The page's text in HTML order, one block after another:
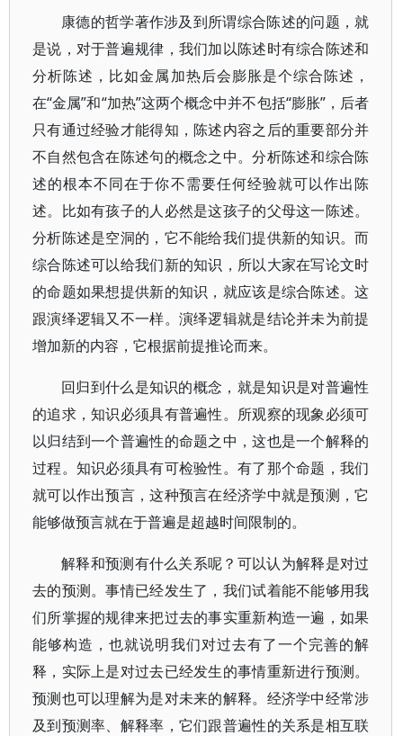
康德的哲学著作涉及到所谓综合陈述的问题，就
是说，对于普遍规律，我们加以陈述时有综合陈述和
分析陈述，比如金属加热后会膨胀是个综合陈述，
在“金属”和“加热”这两个概念中并不包括“膨胀”，后者
只有通过经验才能得知，陈述内容之后的重要部分并
不自然包含在陈述句的概念之中。分析陈述和综合陈
述的根本不同在于你不需要任何经验就可以作出陈
述。比如有孩子的人必然是这孩子的父母这一陈述。
分析陈述是空洞的，它不能给我们提供新的知识。而
综合陈述可以给我们新的知识，所以大家在写论文时
的命题如果想提供新的知识，就应该是综合陈述。这
跟演绎逻辑又不一样。演绎逻辑就是结论并未为前提
增加新的内容，它根据前提推论而来。
回归到什么是知识的概念，就是知识是对普遍性
的追求，知识必须具有普遍性。所观察的现象必须可
以归结到一个普遍性的命题之中，这也是一个解释的
过程。知识必须具有可检验性。有了那个命题，我们
就可以作出预言，这种预言在经济学中就是预测，它
能够做预言就在于普遍是超越时间限制的。
解释和预测有什么关系呢？可以认为解释是对过
去的预测。事情已经发生了，我们试着能不能够用我
们所掌握的规律来把过去的事实重新构造一遍，如果
能够构造，也就说明我们对过去有了一个完善的解
释，实际上是对过去已经发生的事情重新进行预测。
预测也可以理解为是对未来的解释。经济学中经常涉
及到预测率、解释率，它们跟普遍性的关系是相互联